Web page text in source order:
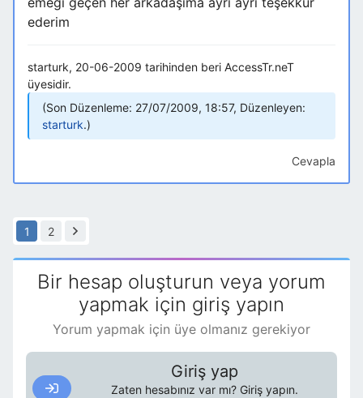
ederim
starturk, 20-06-2009 tarihinden beri AccessTr.neT
üyesidir.
Son Düzenleme: 27/07/2009, 18:57, Düzenleyen:
starturk.
Cevapla
1 2
Bir hesap oluşturun veya yorum
yapmak için giriş yapın
Yorum yapmak için üye olmanız gerekiyor
Giriş yap
Zaten hesabınız var mı? Giriş yapın.